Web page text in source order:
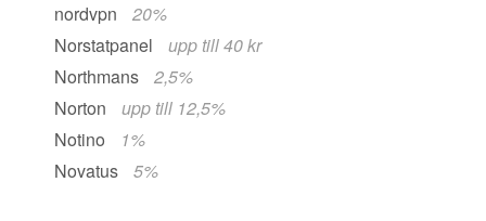
nordvpn
20%
Norstatpanel
upp till 40 kr
Northmans
2,5%
Norton
upp till 12,5%
Notino
1%
Novatus
5%